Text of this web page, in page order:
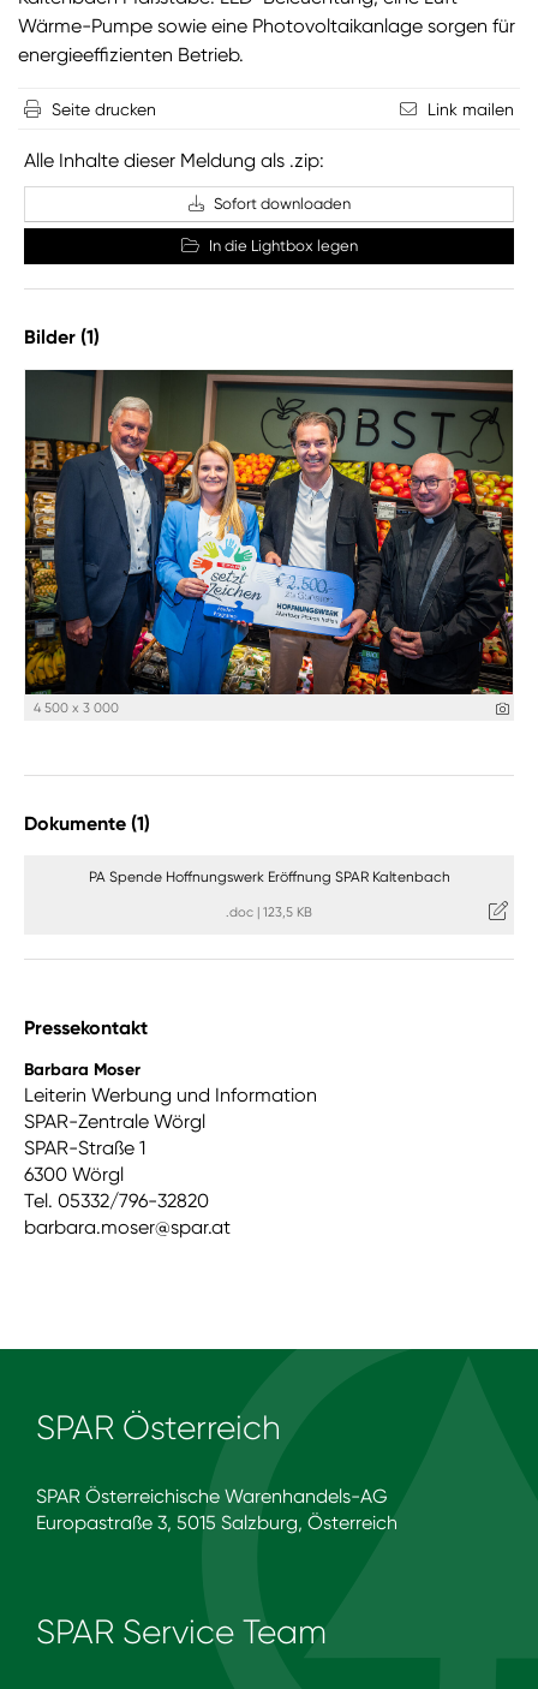
Wärme-Pumpe sowie eine Photovoltaikanlage sorgen für
energieeffizienten Betrieb.
Seite drucken Link mailen
Alle Inhalte dieser Meldung als .zip:
Sofort downloaden
In die Lightbox legen
Bilder (1)
4 500 x 3 000
Dokumente (1)
PA Spende Hoffnungswerk Eröffnung SPAR Kaltenbach
.doc 123,5 KB
Pressekontakt
Barbara Moser
Leiterin Werbung und Information
SPAR-Zentrale Wörgl
SPAR-Straße 1
6300 Wörgl
Tel. 05332/796-32820
barbara.moser@spar.at
SPAR Österreich
SPAR Österreichische Warenhandels-AG
Europastraße 3, 5015 Salzburg, Österreich
SPAR Service Team